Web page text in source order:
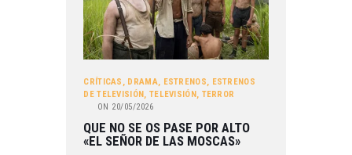
CRÍTICAS , DRAMA, ESTRENOS, ESTRENOS
DE TELEVISIÓN, TELEVISIÓN, TERROR
ON 20/05/2026
QUE NO SE OS PASE POR ALTO
«EL SEÑOR DE LAS MOSCAS»